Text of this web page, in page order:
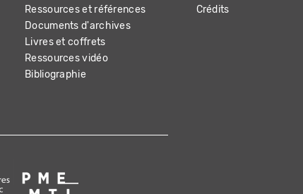
Ressources et références
Documents d'archives
Livres et coffrets
Ressources vidéo
Bibliographie
Crédits